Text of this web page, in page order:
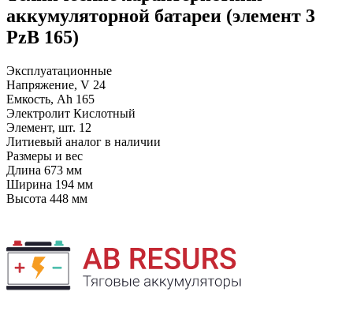
аккумуляторной батареи (элемент 3
PzB 165)
Эксплуатационные
Напряжение, V 24
Емкость, Ah 165
Электролит Кислотный
Элемент, шт. 12
Литиевый аналог в наличии
Размеры и вес
Длина 673 мм
Ширина 194 мм
Высота 448 мм